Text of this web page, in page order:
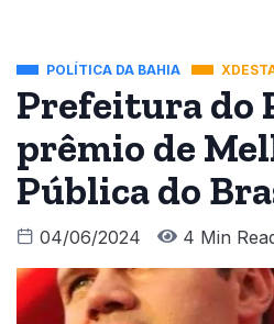
POLÍTICA DA BAHIA
Prefeitura do
prêmio de
Pública do
04/06/2024 4 Min